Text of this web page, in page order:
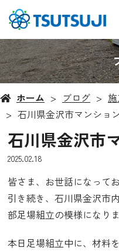
ホーム ブログ
石川県金沢市マンショ
石川県金沢市
2025.02.18
皆さま、お世話になって
引き続き、石川県金沢市
部足場組立の模様になりま
本日足場組立中に、材料